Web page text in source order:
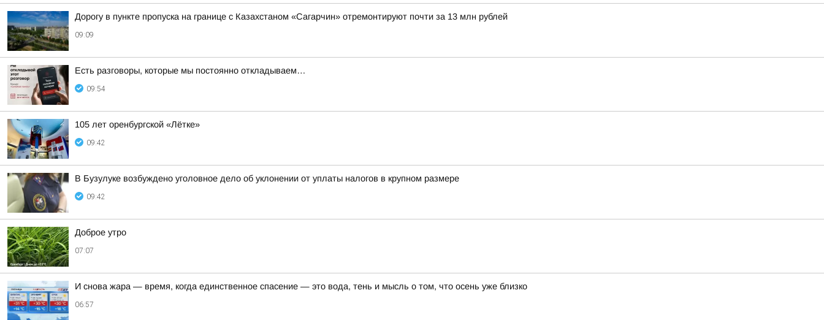
Дорогу в пункте пропуска на границе с Казахстаном «Сагарчин» отремонтируют почти за 13 млн рублей
09:09
Есть разговоры, которые мы постоянно откладываем…
09:54
105 лет оренбургской «Лётке»
09:42
В Бузулуке возбуждено уголовное дело об уклонении от уплаты налогов в крупном размере
09:42
Доброе утро
07:07
И снова жара — время, когда единственное спасение — это вода, тень и мысль о том, что осень уже близко
06:57